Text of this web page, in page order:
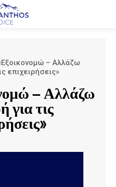
– Αλλάζω
επιχειρήσεις»
– Αλλάζω
για τις